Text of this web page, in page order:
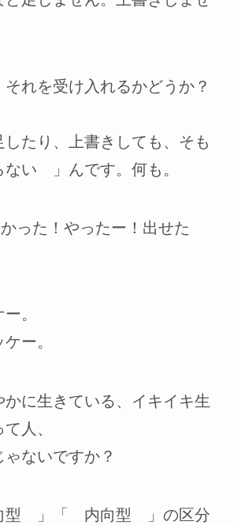
れを受け入れるかどうか？
たり、上書きしても、そも
い 」んです。何も。
った！やったー！出せた
。
ー。
かに生きている、イキイキ生
人、
ないですか？
型 」「 内向型 」の区分